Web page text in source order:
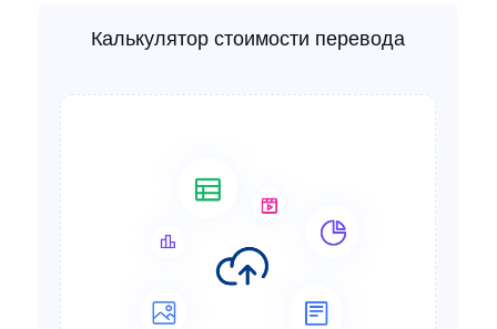
Калькулятор стоимости перевода